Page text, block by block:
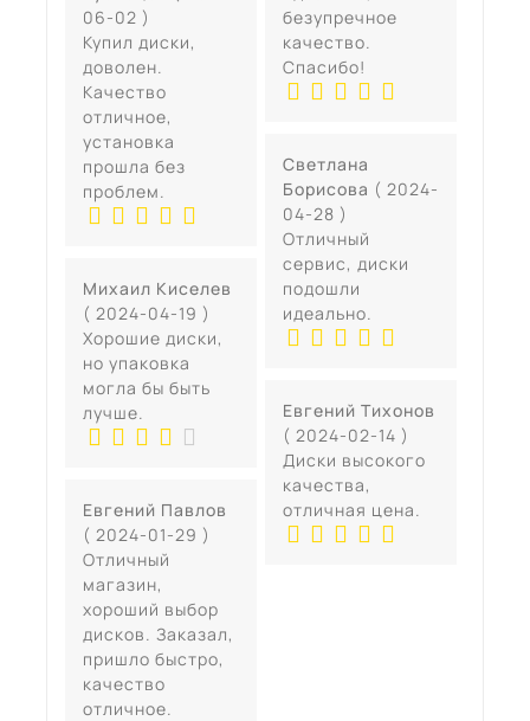
06-02 )
Купил диски,
доволен.
Качество
отличное,
установка
прошла без
проблем.
Михаил Киселев
( 2024-04-19 )
Хорошие диски,
но упаковка
могла бы быть
лучше.
Евгений Павлов
( 2024-01-29 )
Отличный
магазин,
хороший выбор
дисков. Заказал,
пришло быстро,
качество
отличное.
безупречное
качество.
Спасибо!
Светлана
Борисова ( 2024-
04-28 )
Отличный
сервис, диски
подошли
идеально.
Евгений Тихонов
( 2024-02-14 )
Диски высокого
качества,
отличная цена.